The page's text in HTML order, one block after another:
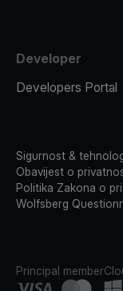
Developer
Developers Portal
Sigurnost &
Obavijest o
Politika Zakona o
Wolfsberg
Principal member